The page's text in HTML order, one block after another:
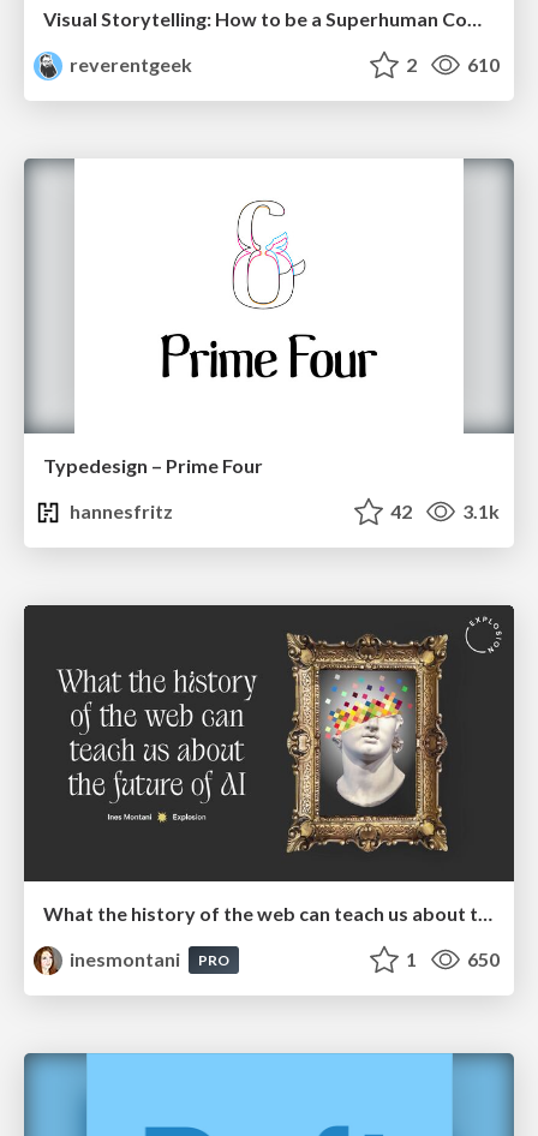
Visual Storytelling: How to be a Superhuman Communicator
reverentgeek
2 610
Typedesign – Prime Four
hannesfritz
42 3.1k
inesmontani
PRO 1 650